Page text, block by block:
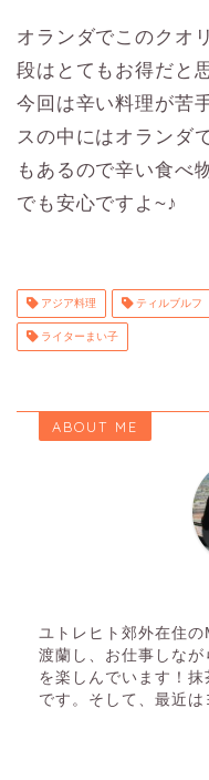
オランダでこのクオ
段はとてもお得だと
今回は辛い料理が苦
スの中にはオランダ
もあるので辛い食べ
でも安心ですよ~♪
アジア料理 ティルブルフ
ライターまい子
ABOUT ME
ユトレヒト郊外在住
渡蘭し、お仕事しな
を楽しんでいます！
です。そして、最近は